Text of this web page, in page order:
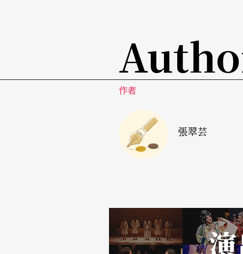
詹姆士．盧斯．艾凡（James Roose-Evans）在《
提出：「實驗就是突擊、深入未知的境地」（註2）
團體，不能只站在原地做一成不變的表演，而是要
更健全的藝文環境發展。
的援助和提供表演場地而已，更重要的是給予南台
演團體的創意思維，呈現出更多元化的演出內容。
作者
張翠芸